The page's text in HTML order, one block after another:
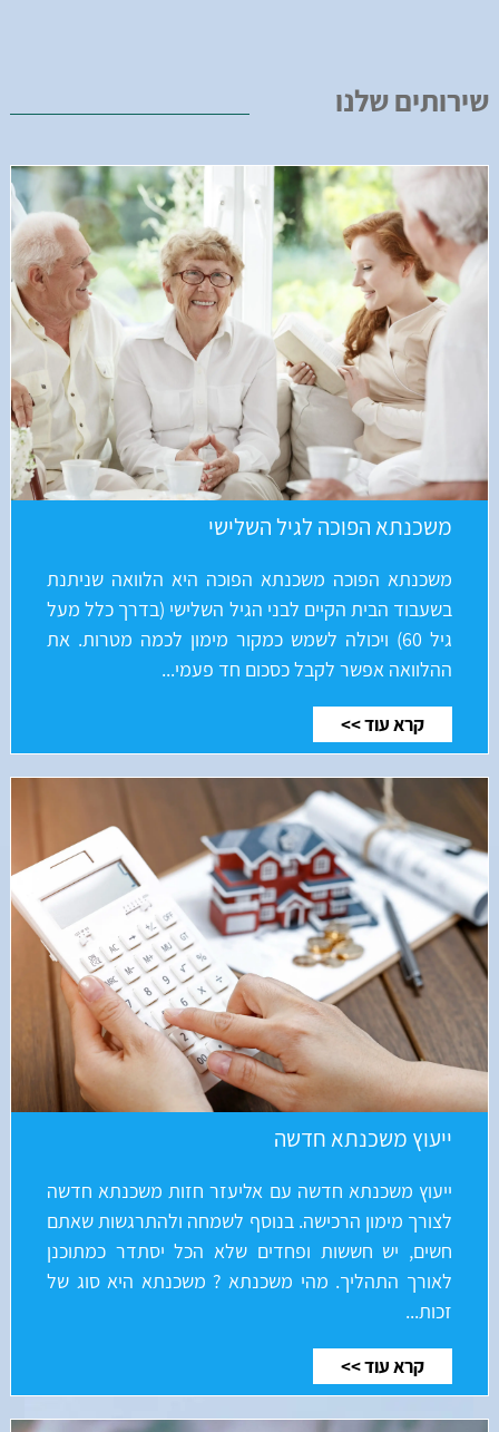
שירותים שלנו
משכנתא הפוכה לגיל השלישי
משכנתא הפוכה משכנתא הפוכה היא הלוואה שניתנת
בשעבוד הבית הקיים לבני הגיל השלישי (בדרך כלל מעל
גיל 60) ויכולה לשמש כמקור מימון לכמה מטרות. את
ההלוואה אפשר לקבל כסכום חד פעמי...
קרא עוד >>
ייעוץ משכנתא חדשה
ייעוץ משכנתא חדשה עם אליעזר חזות משכנתא חדשה
לצורך מימון הרכישה. בנוסף לשמחה ולהתרגשות שאתם
חשים, יש חששות ופחדים שלא הכל יסתדר כמתוכנן
לאורך התהליך. מהי משכנתא ? משכנתא היא סוג של
זכות...
קרא עוד >>